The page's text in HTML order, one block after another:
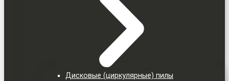
Дисковые (циркулярные) пилы